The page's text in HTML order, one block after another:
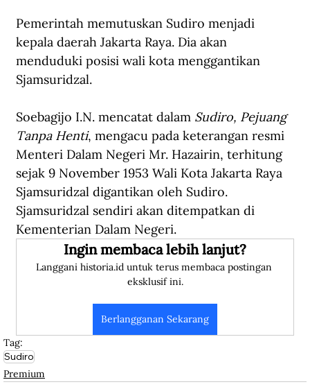
Pemerintah memutuskan Sudiro menjadi
kepala daerah Jakarta Raya. Dia akan
menduduki posisi wali kota menggantikan
Sjamsuridzal.
Soebagijo I.N. mencatat dalam Sudiro, Pejuang
Tanpa Henti, mengacu pada keterangan resmi
Menteri Dalam Negeri Mr. Hazairin, terhitung
sejak 9 November 1953 Wali Kota Jakarta Raya
Sjamsuridzal digantikan oleh Sudiro.
Sjamsuridzal sendiri akan ditempatkan di
Kementerian Dalam Negeri.
Ingin membaca lebih lanjut?
Langgani historia.id untuk terus membaca postingan
eksklusif ini.
Berlangganan Sekarang
Tag:
Sudiro
Premium